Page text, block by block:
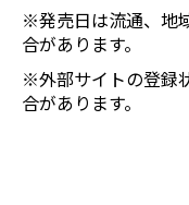
※発売日は流通、地
合があります。
※外部サイトの登録
合があります。